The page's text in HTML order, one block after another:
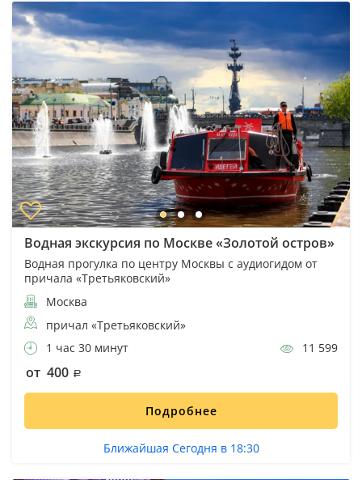
Водная экскурсия по Москве «Золотой остров»
Водная прогулка по центру Москвы с аудиогидом от
причала «Третьяковский»
Москва
причал «Третьяковский»
1 час 30 минут
11 599
от 400
Подробнее
Ближайшая Сегодня в 18:30